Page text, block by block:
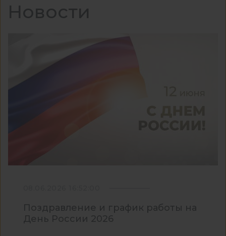
Новости
Поздравление и график работы на
День России 2026